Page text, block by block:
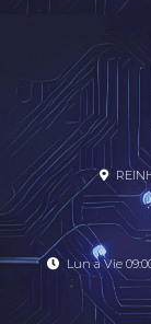
Lun a Vie